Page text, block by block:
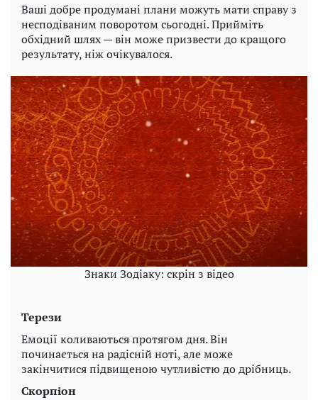
Ваші добре продумані плани можуть мати справу з
несподіваним поворотом сьогодні. Прийміть
обхідний шлях — він може призвести до кращого
результату, ніж очікувалося.
Знаки Зодіаку: скрін з відео
Терези
Емоції коливаються протягом дня. Він
починається на радісній ноті, але може
закінчитися підвищеною чутливістю до дрібниць.
Скорпіон